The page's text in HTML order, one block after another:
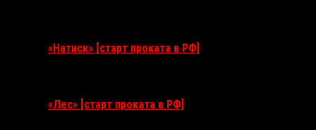
«Натиск» [старт проката в РФ]
«Лес» [старт проката в РФ]